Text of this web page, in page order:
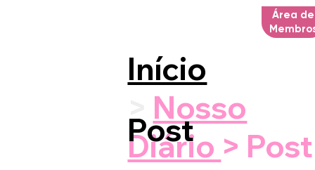
Área de
Início
Nosso
Diário > Post
Post